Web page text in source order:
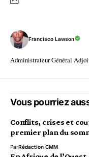
Francisco Lawson
Administrateur Général
Vous pourriez
Conflits, crises et
premier plan du
ParRédaction CMM